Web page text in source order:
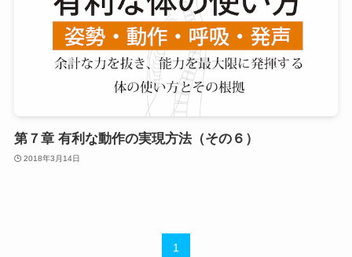
第７章 有利な動作の実現方法（その６）
2018年3月14日
1